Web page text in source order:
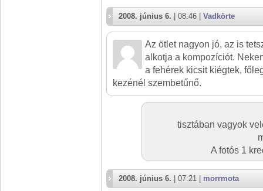
2008. június 6. | 08:46 | Vadkörte
Az ötlet nagyon jó, az is
alkotja a kompozíciót.
a fehérek kicsit kiégtek,
kezénél szembetűnő.
tisztában vagyok
A fotós 1
2008. június 6. | 07:21 | morrmota